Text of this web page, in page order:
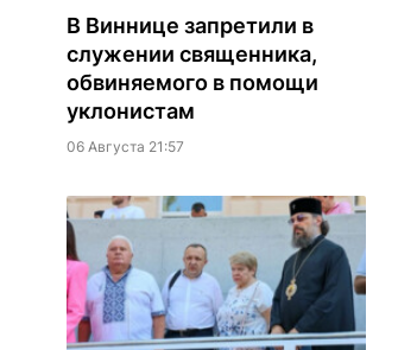
В Виннице запретили в
служении священника,
обвиняемого в помощи
уклонистам
06 Августа 21:57